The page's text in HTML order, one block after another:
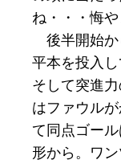
ね・・・悔や
後半開始か
平本を投入し
そして突進
はファウル
て同点ゴー
形から。ワ